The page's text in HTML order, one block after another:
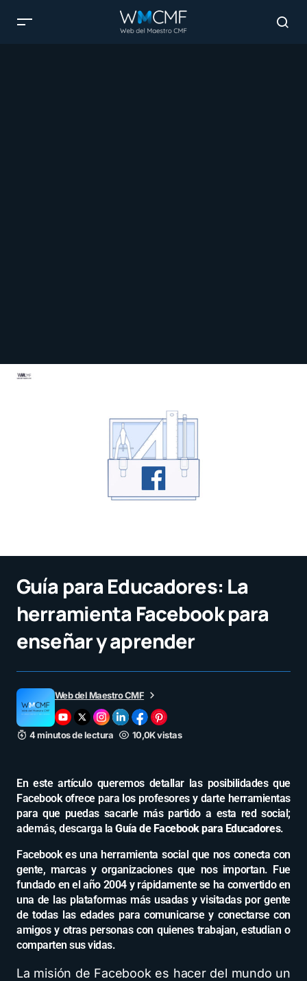
Guía para Educadores: La
herramienta Facebook para
enseñar y aprender
Web del Maestro CMF
4 minutos de lectura 10,0K vistas
En este artículo queremos detallar las posibilidades que
Facebook ofrece para los profesores y darte herramientas
para que puedas sacarle más partido a esta red social;
además, descarga laGuía de Facebook para Educadores.
Facebook es una herramienta social que nos conecta con
gente, marcas y organizaciones que nos importan. Fue
fundado en el año 2004 y rápidamente se ha convertido en
una de las plataformas más usadas y visitadas por gente
de todas las edades para comunicarse y conectarse con
amigos y otras personas con quienes trabajan, estudian o
comparten sus vidas.
La misión de Facebook es hacer del mundo un